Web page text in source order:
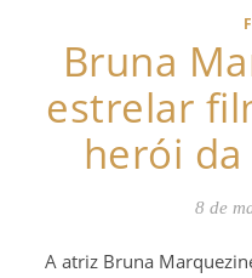
Bruna
estrelar
herói da
8 de
A atriz Bruna Marquezine foi confirmada no elenco do